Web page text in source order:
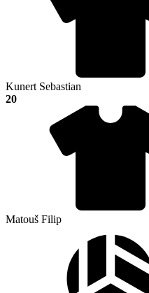
Kunert Sebastian
20
Matouš Filip